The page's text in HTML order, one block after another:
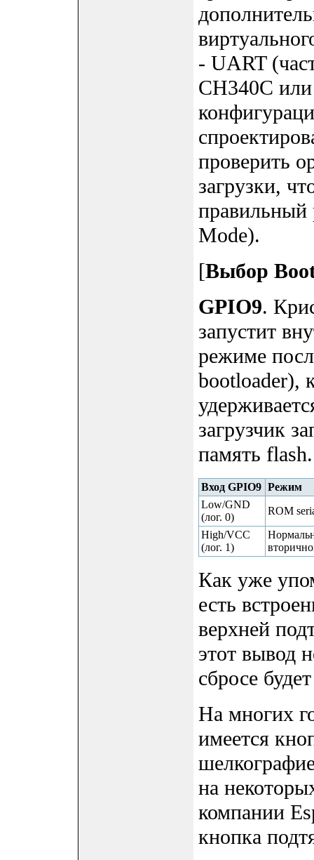
- UART
CH340C
проверить
загрузки,
правильный
Mode).
[Выбор
GPIO9.
запустит
режиме
bootloader),
загрузчик
память flash.
Вход GPIO9 Режим
Low/GND
(лог. 0)
ROM
High/VCC
(лог. 1)
Как уже
есть
верхней
этот вывод
сбросе
На многих
имеется
на
компании
кнопка